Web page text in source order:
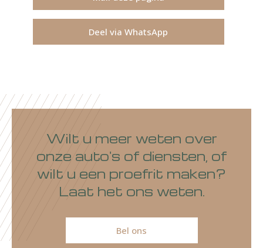
Deel via WhatsApp
Wilt u meer weten over
onze auto's of diensten, of
wilt u een proefrit maken?
Laat het ons weten.
Bel ons